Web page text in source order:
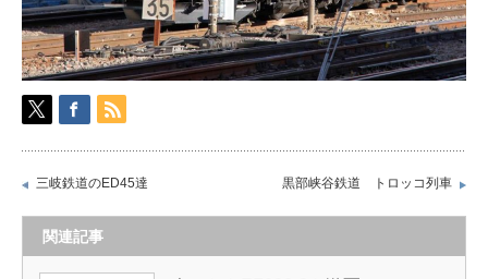
三岐鉄道のED45達 黒部峡谷鉄道 トロッコ列車
関連記事